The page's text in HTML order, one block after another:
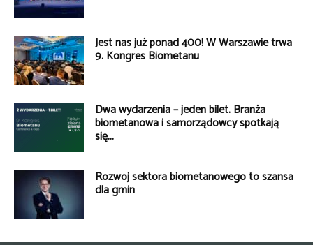
Jest nas już ponad 400! W Warszawie trwa
9. Kongres Biometanu
Dwa wydarzenia – jeden bilet. Branża
biometanowa i samorządowcy spotkają
się...
Rozwój sektora biometanowego to szansa
dla gmin